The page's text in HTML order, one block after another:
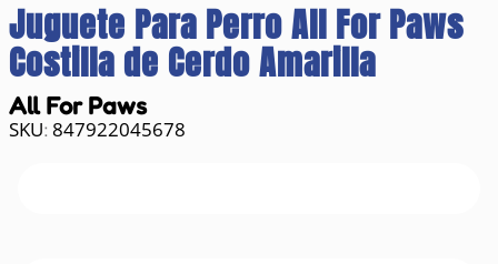
Juguete Para Perro All For Paws
Costilla de Cerdo Amarilla
All For Paws
: 847922045678